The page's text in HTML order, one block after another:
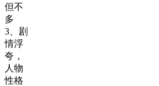
但不
多
3、剧
情浮
夸，
人物
性格